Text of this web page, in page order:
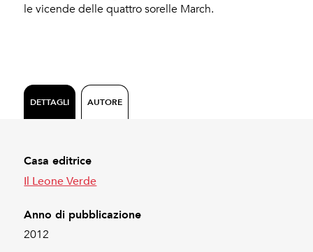
le vicende delle quattro sorelle March.
DETTAGLI AUTORE
Casa editrice
Il Leone Verde
Anno di pubblicazione
2012